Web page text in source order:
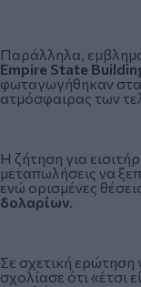
Παράλληλα,
Empire State
φωταγωγήθηκαν στα
ατμόσφαιρας των
Η ζήτηση για
μεταπωλήσεις να
ενώ ορισμένες
δολαρίων.
Σε σχετική ερώτηση
σχολίασε ότι «έτσι